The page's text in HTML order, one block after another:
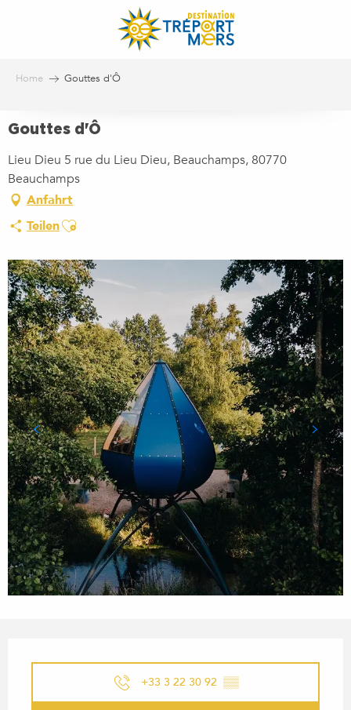
Home Gouttes d'Ô
Gouttes d'Ô
Lieu Dieu 5 rue du Lieu Dieu, Beauchamps, 80770
Beauchamps
Anfahrt
TeilenAjouter aux favoris
+33 3 22 30 92 ▒▒